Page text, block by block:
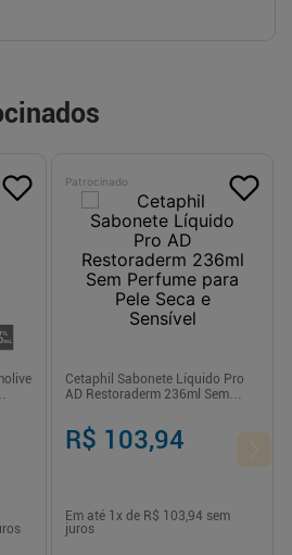
Patrocinado
Cetaphil Sabonete Líquido Pro
AD Restoraderm 236ml Sem
Sensível
R$ 103,94
Em até 1 x de R$ 103,94 sem
juros